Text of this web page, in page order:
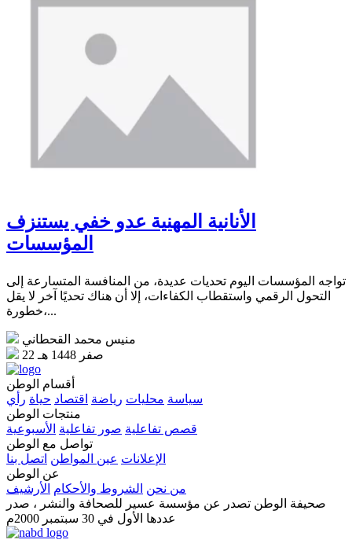
الأنانية المهنية عدو خفي يستنزف
المؤسسات
تواجه المؤسسات اليوم تحديات عديدة، من المنافسة المتسارعة إلى
التحول الرقمي واستقطاب الكفاءات، إلا أن هناك تحديًا آخر لا يقل
خطورة،...
منيس محمد القحطاني
22 صفر 1448 هـ
أقسام الوطن
سياسة محليات رياضة اقتصاد حياة رأي
منتجات الوطن
قصص تفاعلية صور تفاعلية الأسبوعية
تواصل مع الوطن
الإعلانات عين المواطن اتصل بنا
عن الوطن
من نحن الشروط والأحكام الأرشيف
صحيفة الوطن تصدر عن مؤسسة عسير للصحافة والنشر ، صدر
عددها الأول في 30 سبتمبر 2000م